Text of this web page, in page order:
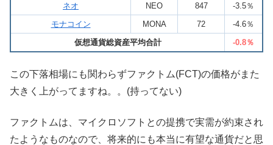
ネオ
NEO 847
-3.5％
モナコイン
MONA 72
-4.6％
仮想通貨総資産平均合計
-0.8％
この下落相場にも関わらずファクトム(FCT)の価格がまた
大きく上がってますね。。(持ってない)
ファクトムは、マイクロソフトとの提携で実需が約束され
たようなものなので、将来的にも本当に有望な通貨だと思